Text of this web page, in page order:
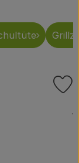
Rezeptkisten
,
.